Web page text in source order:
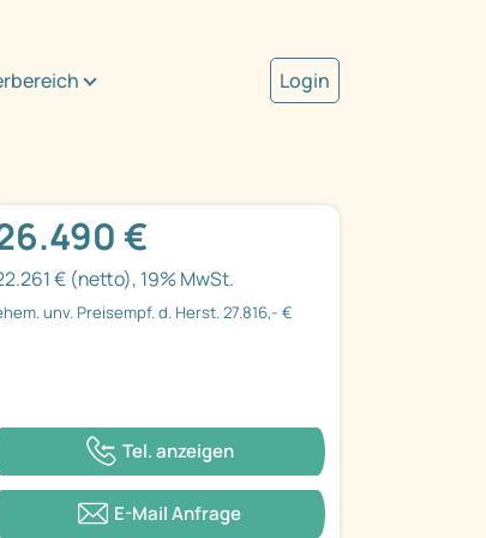
Login
€
€ (netto), 19% MwSt.
unv. Preisempf. d. Herst. 27.816,- €
Tel. anzeigen
E-Mail Anfrage